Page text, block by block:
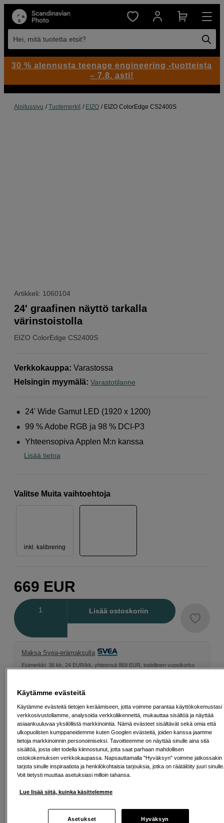
Hei, mitä tuotetta etsit?
Aloitussivu Tuotemerkit EIZO EIZO ColorEdge CS2400S
Artikkeli: 1060104
EIZO ColorEdge CS2400S
24' graafinen näyttö tarkalla
värinstoistolla
Verkkokauppa: Varastossa
Helsingin myymälä: Varastotilanne
24' Wide Gamut LED (1920 x 1200)
99 % Adobe RGB ja 98 % DCI-P3
Yhteensopiva Applen M:n kanssa
Lisää tietoa
Valitse Muita vaihtoehtoja
inkl. kalibrering
669 EUR
Lisää ostoskoriin
Maksa Svea-erämaksulla
Esimerkki: 36 kk, 24 EUR/kk, yhteensä 869 EUR, todellinen vuosikorko
saada maksuhäiriömerkinnän. Se voi vaikeuttaa asunnon vuokraamista,
liittymien tekemistä ja uusien lainojen saamista. Apua saat kuntasi talous- ja
velkaneuvonnasta. Yhteystiedot löydät sivulta kkv.fi (avautuu uuteen
välilehteen)
Energialuokka
Tuotelehti
30 % alennusta teenage engineering -tuotteista
– 7.8. asti!
Käytämme evästeitä
Käytämme evästeitä tietojen keräämiseen, jotta voimme parantaa käyttökokemustasi
verkkosivustollamme, analysoida verkkoliikennettä, mukauttaa sisältöä ja näyttää
asiaankuuluvaa yksilöllistä markkinointia. Nämä evästeet sisältävät sekä omia että
ulkopuolisten kumppaneidemme kuten Googlen evästeitä, joiden kanssa jaamme
tietoja markkinoinnin personoimiseksi. Tavoitteemme on näyttää sinulle aina sitä
sisältöä, josta olet todella kiinnostunut, jotta saat parhaan mahdollisen
ostokokemuksen verkkokaupassa. Napsauttamalla "Hyväksyn" voimme jatkossakin
tarjota sinulle inspiraatiota ja henkilökohtaisia tarjouksia, jotka on räätälöity juuri
Voit tietysti muuttaa asetuksiasi milloin tahansa.
Lue lisää siitä, kuinka käsittelemme
Asetukset Hyväksyn